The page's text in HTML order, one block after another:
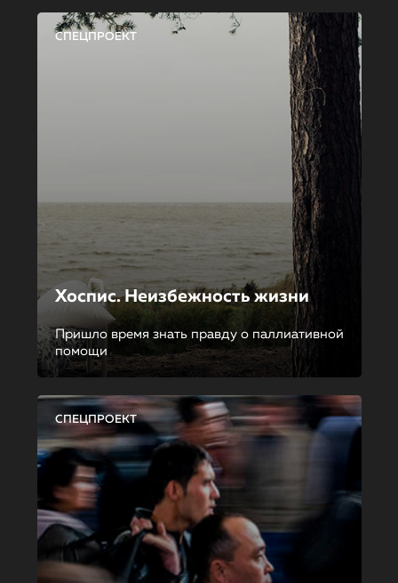
СПЕЦПРОЕКТ
Хоспис. Неизбежность жизни
Пришло время знать правду о паллиативной
помощи
СПЕЦПРОЕКТ